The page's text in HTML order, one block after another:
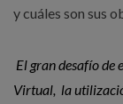
y cuáles son sus
El gran desafío de
Virtual, la